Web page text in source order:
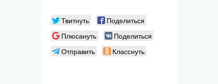
Твитнуть
Поделиться
Плюсануть
Поделиться
Отправить
Класснуть